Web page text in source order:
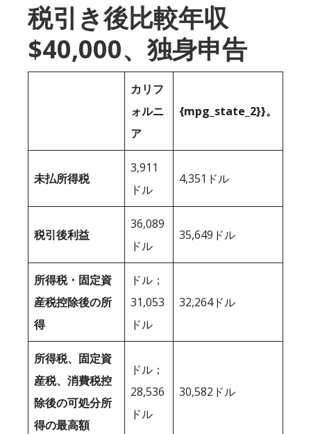
税引き後比較年収
$40,000、独身申告
カリフ
ォルニ
ア
{mpg_state_2}}。
未払所得税
3,911
ドル
4,351ドル
税引後利益
36,089
ドル
35,649ドル
所得税・固定資
産税控除後の所
得
ドル；
31,053
ドル
32,264ドル
所得税、固定資
産税、消費税控
除後の可処分所
得の最高額
ドル；
28,536
ドル
30,582ドル